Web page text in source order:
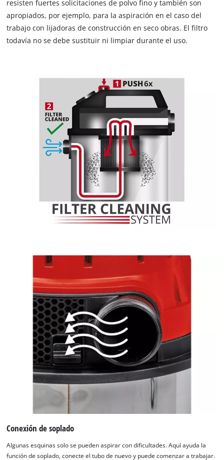
Gracias a las ruedas, rodillos y asa de trolley, el aspirador en
seco y húmedo se puede transportar sin esfuerzo al lugar de
uso. El robusto tubo de aspiración de plástico de 3 m con un
soporte de accesorios, soporte de cable y soporte de tubo de
aspiración para el tubo telescópico de acero inoxidable con
regulador de aire defectuoso, el aspirador y los accesorios se
pueden guardar no solo de forma rápida y limpia, sino
también estar de nuevo listos para el uso de forma rápida.
resisten fuertes solicitaciones de polvo fino y también son
apropiados, por ejemplo, para la aspiración en el caso del
trabajo con lijadoras de construcción en seco obras. El filtro
todavía no se debe sustituir ni limpiar durante el uso.
Conexión de soplado
Algunas esquinas solo se pueden aspirar con dificultades. Aquí ayuda la
función de soplado, conecte el tubo de nuevo y puede comenzar a trabajar.